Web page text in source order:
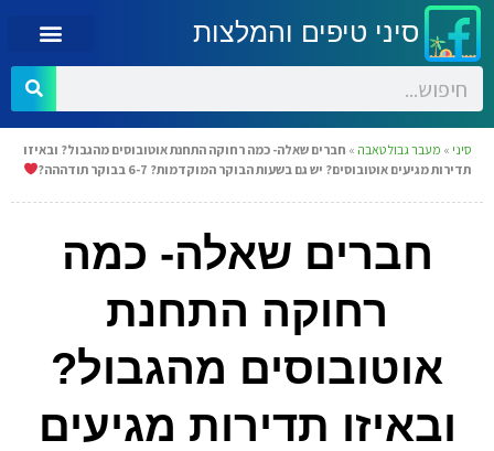
סיני טיפים והמלצות
סיני » מעבר גבול טאבה » חברים שאלה- כמה רחוקה התחנת אוטובוסים מהגבול? ובאיזו
תדירות מגיעים אוטובוסים? יש גם בשעות הבוקר המוקדמות? 6-7 בבוקר תודההה?
חברים שאלה- כמה
רחוקה התחנת
אוטובוסים מהגבול?
ובאיזו תדירות מגיעים